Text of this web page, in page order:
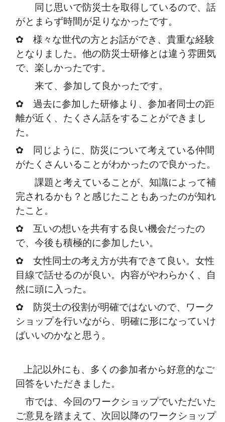
同じ思いで防災士を取得しているので、話
がとまらず時間が足りなかったです。
✿ 様々な世代の方とお話ができ、貴重な経験
となりました。他の防災士研修とは違う雰囲気
で、楽しかったです。
来て、参加して良かったです。
✿ 過去に参加した研修より、参加者同士の距
離が近く、たくさん話をすることができまし
た。
✿ 同じように、防災について考えている仲間
がたくさんいることがわかったので良かった。
課題と考えていることが、知識によって補
完されるかも？と感じたこともあったのが知れ
たこと。
✿ 互いの想いを共有する良い機会だったの
で、今後も積極的に参加したい。
✿ 女性同士の考え方が共有できて良い。女性
目線で話せるのが良い。内容がやわらかく、自
然に頭に入った。
✿ 防災士の役割が明確ではないので、ワーク
ショップを行いながら、明確に形になっていけ
ばいいのかなと思う。
上記以外にも、多くの参加者から好意的なご
回答をいただきました。
市では、今回のワークショップでいただいた
ご意見を踏まえて、次回以降のワークショップ